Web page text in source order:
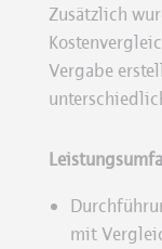
Zusätzlich
Vergabe
mit